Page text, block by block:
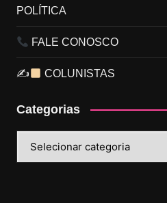
POLÍTICA
FALE CONOSCO
✍ COLUNISTAS
Categorias